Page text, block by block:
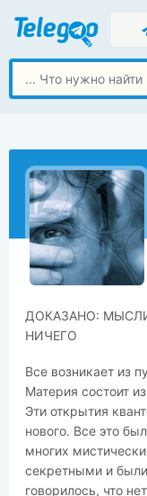
​​ДОКАЗАНО:
НИЧЕГО
Все возникает из
Материя состоит
Эти открытия
нового. Все это
многих
секретными и
говорилось, что